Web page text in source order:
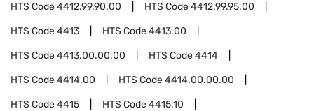
HTS Code4412.99.90.00 HTS Code4412.99.95.00
HTS Code4413 HTS Code4413.00
HTS Code4413.00.00.00 HTS Code4414
HTS Code4414.00 HTS Code4414.00.00.00
HTS Code4415 HTS Code4415.10